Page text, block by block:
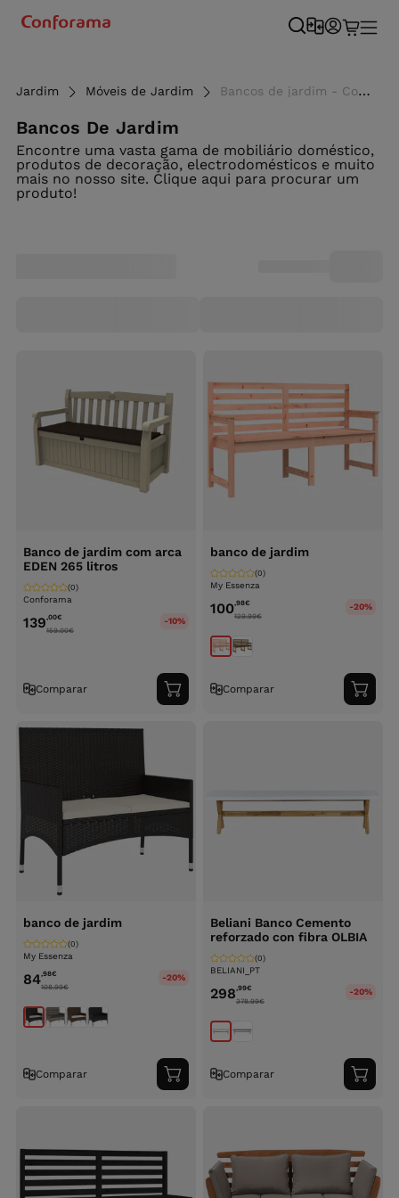
Jardim Móveis de Jardim Bancos de jardim - Conforama
Bancos De Jardim
Encontre uma vasta gama de mobiliário doméstico,
produtos de decoração, electrodomésticos e muito
mais no nosso site. Clique aqui para procurar um
produto!
Banco de jardim com arca
EDEN 265 litros
Conforama
(0)
139,00€
159.00€
-10%
Comparar
Adicionar
ao
banco de jardim
My Essenza
(0)
100,98€
129.99€
-20%
Comparar
ao
banco de jardim
My Essenza
(0)
84,98€
108.99€
-20%
Comparar
Adicionar
ao
Beliani Banco Cemento
reforzado con fibra OLBIA
BELIANI_PT
(0)
298,99€
378.99€
-20%
Comparar
ao